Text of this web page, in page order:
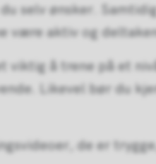
selv ønsker.
være aktiv og
viktig å trene på et
Likevel bør du
de er